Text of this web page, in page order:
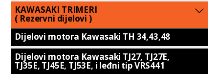
KAWASAKI TRIMERI
( Rezervni dijelovi )
Dijelovi motora Kawasaki TH 34,43,48
Dijelovi motora Kawasaki TJ27, TJ27E,
TJ35E, TJ45E, TJ53E, i leđni tip VRS441